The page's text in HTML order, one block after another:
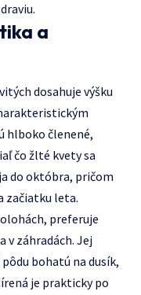
a
dosahuje výšku
hlboko členené,
čo žlté kvety sa
do októbra, pričom
začiatku leta.
preferuje
záhradách. Jej
bohatú na dusík,
je prakticky po